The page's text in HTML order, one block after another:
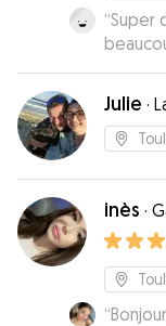
“Super
Julie ·
inès ·
“